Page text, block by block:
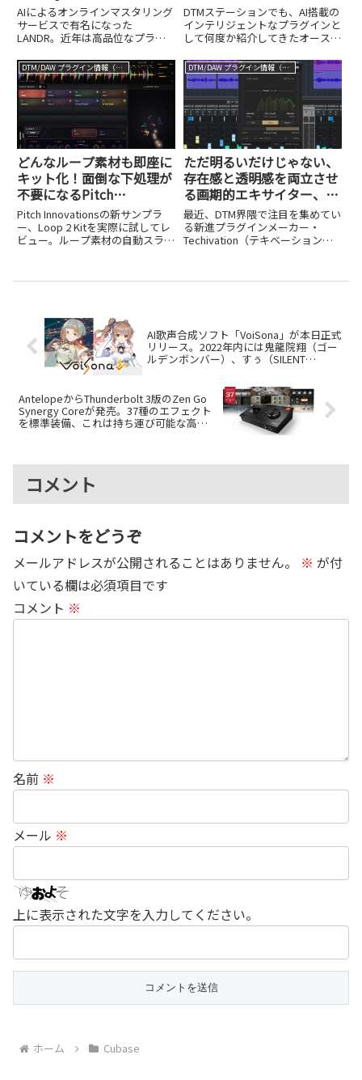
ラック編集可能なRePitch
2も誕生し年末セール開始
AIによるオンラインマスタリング
サービスで有名になった
LANDR。近年は高品位なプラグ
ントの開発にも注力しており、
DTMステーションでもたびたび紹
介してきました。そのLANDR
が、10月30日からブラックフラ
円！AIを駆使した新世代の
ミキシングがスゴすぎる！
DTMステーションでも、AI搭載の
インテリジェントなプラグインと
して何度か紹介してきたオースト
sonibleから、新たに「learn」と
名付けられたシリーズが9月に日
本上陸し、その全5製品をバンド
ルした「...
DTM/DAW プラグイン情報（VST AU AAX）
どんなループ素材も即座に
キット化！面倒な下処理が
不要になるPitch
InnovationsのLoop 2 Kit
がスゴい
Pitch Innovationsの新サンプラ
ー、Loop 2 Kitを実際に試してレ
ビュー。ループ素材の自動スライ
で詳しく解説します。50％オフの
DTM/DAW プラグイン情報（VST AU AAX）
ただ明るいだけじゃない、
存在感と透明感を両立させ
る画期的エキサイター、
Techivation M-Exciter誕生
最近、DTM界隈で注目を集めてい
る新進プラグインメーカー・
Techivation（テキベーション）
13,500円、8月20日まで$45＝約
AI歌声合成ソフト「VoiSona」が本日正式
リリース。2022年内には鬼龍院翔（ゴー
ルデンボンバー）、すぅ（SILENT
AntelopeからThunderbolt 3版のZen Go
Synergy Coreが発売。37種のエフェクト
を標準装備、これは持ち運び可能な高性
コメント
コメントをどうぞ
メールアドレスが公開されることはありません。 ※ が付
いている欄は必須項目です
コメント ※
名前 ※
メール ※
上に表示された文字を入力してください。
ホーム Cubase